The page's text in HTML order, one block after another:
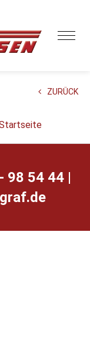
ZURÜCK
98 54 44 |